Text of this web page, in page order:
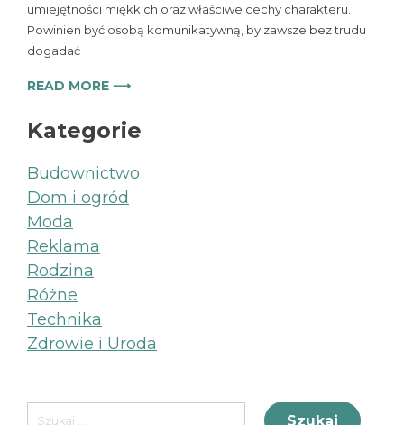
umiejętności miękkich oraz właściwe cechy charakteru.
Powinien być osobą komunikatywną, by zawsze bez trudu
dogadać
READ MORE ⟶
Kategorie
Budownictwo
Dom i ogród
Moda
Reklama
Rodzina
Różne
Technika
Zdrowie i Uroda
Szukaj: